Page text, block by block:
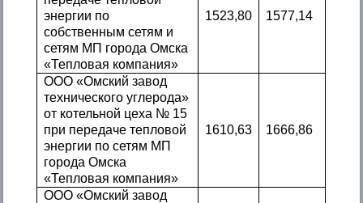
энергии по
собственным сетям и
сетям МП города Омска
«Тепловая компания»
1523,80 1577,14
ООО «Омский завод
технического углерода»
от котельной цеха № 15
при передаче тепловой
энергии по сетям МП
города Омска
«Тепловая компания»
1610,63 1666,86
ООО «Омский завод